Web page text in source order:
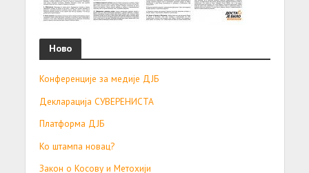
Ново
Конференције за медије ДЈБ
Декларација СУВЕРЕНИСТА
Платформа ДЈБ
Ко штампа новац?
Закон о Косову и Метохији